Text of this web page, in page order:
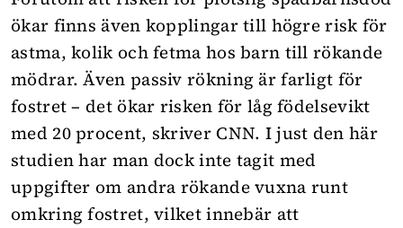
ökar finns även kopplingar till högre risk för
astma, kolik och fetma hos barn till rökande
mödrar. Även passiv rökning är farligt för
fostret – det ökar risken för låg födelsevikt
med 20 procent, skriver CNN. I just den här
studien har man dock inte tagit med
uppgifter om andra rökande vuxna runt
omkring fostret, vilket innebär att